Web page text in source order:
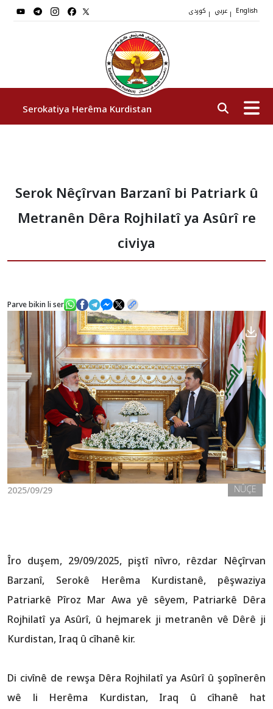
| | English
Serokatiya Herêma Kurdistan
Cîgirên Serok
Nûçe
Galerî
Serok Nêçîrvan Barzanî bi Patriark û
Metranên Dêra Rojhilatî ya Asûrî re
civiya
Parve bikin li ser
2025/09/29 NÛÇE
Îro duşem, 29/09/2025, piştî nîvro, rêzdar Nêçîrvan
Barzanî, Serokê Herêma Kurdistanê, pêşwaziya
Patriarkê Pîroz Mar Awa yê sêyem, Patriarkê Dêra
Rojhilatî ya Asûrî, û hejmarek ji metranên vê Dêrê ji
Kurdistan, Iraq û cîhanê kir.
Di civînê de rewşa Dêra Rojhilatî ya Asûrî û şopînerên
wê li Herêma Kurdistan, Iraq û cîhanê hat